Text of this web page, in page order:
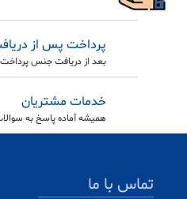
پرداخت پس از
بعد از دریافت جنس
خدمات مشتریان
همیشه آماده پاسخ به
تماس با ما